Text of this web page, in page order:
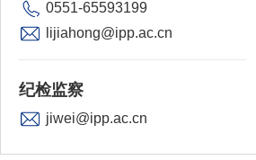
0551-65593199
lijiahong@ipp.ac.cn
纪检监察
jiwei@ipp.ac.cn